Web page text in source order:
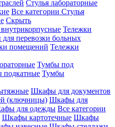
Стулья лабораторные
Все категории Стулья
Скрыть
Тележки
перевозки больных
помещений Тележки
Тумбы под
подкатные Тумбы
Шкафы для документов
(ключницы) Шкафы для
для одежды Все категории
Шкафы картотечные Шкафы